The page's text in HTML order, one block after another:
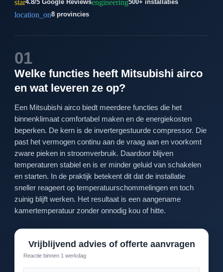
star4.8/5 Google Reviewsengineering500+ installaties
location_on8 provincies
01
Welke functies heeft Mitsubishi airco
en wat leveren ze op?
Een Mitsubishi airco biedt meerdere functies die het
binnenklimaat comfortabel maken en de energiekosten
beperken. De kern is de invertergestuurde compressor. Die
past het vermogen continu aan de vraag aan en voorkomt
zware pieken in stroomverbruik. Daardoor blijven
temperaturen stabiel en is er minder geluid van schakelen
en starten. In de praktijk betekent dit dat de installatie
sneller reageert op temperatuurschommelingen en toch
zuinig blijft werken. Het resultaat is een aangename
kamertemperatuur zonder onnodig kou of hitte.
Vrijblijvend advies of offerte aanvragen
Reactie binnen 1 werkdag